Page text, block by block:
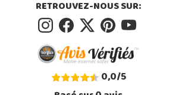
RETROUVEZ-NOUS SUR:
0,0/5